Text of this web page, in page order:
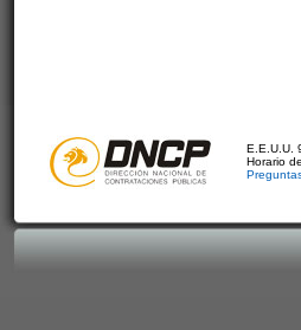
E.E.U.U.
Horario